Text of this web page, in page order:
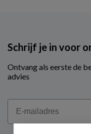
Schrijf je in voor
Ontvang als eerste de
advies
Email